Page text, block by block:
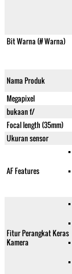
Bit Warna (# Warna)
Nama Produk
Megapixel
bukaan f/
Focal length (35mm)
Ukuran sensor
AF Features
Fitur Perangkat Keras
Kamera